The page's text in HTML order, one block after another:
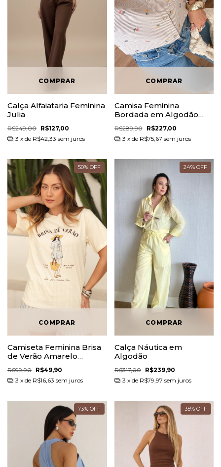
Calça Alfaiataria Feminina
Julia
R$249,00 R$127,00
3 x de R$42,33 sem juros
Camisa Feminina
Bordada em Algodão
Liora
R$289,90
R$227,00
3 x de R$75,67 sem juros
50% OFF
Camiseta Feminina Brisa
de Verão Amarelo
Manteiga 100% Algodão
R$99,90 R$49,90
3 x de R$16,63 sem juros
24% OFF
Calça Náutica em
Algodão
R$317,00
R$239,90
3 x de R$79,97 sem juros
73% OFF 35% OFF